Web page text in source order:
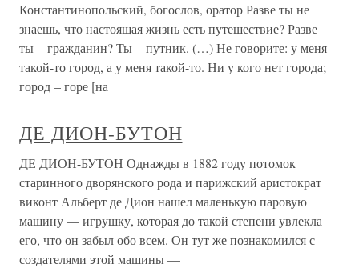
Константинопольский, богослов, оратор Разве ты не
знаешь, что настоящая жизнь есть путешествие? Разве
ты – гражданин? Ты – путник. (…) Не говорите: у меня
такой-то город, а у меня такой-то. Ни у кого нет города;
город – горе [на
ДЕ ДИОН-БУТОН
ДЕ ДИОН-БУТОН Однажды в 1882 году потомок
старинного дворянского рода и парижский аристократ
виконт Альберт де Дион нашел маленькую паровую
машину — игрушку, которая до такой степени увлекла
его, что он забыл обо всем. Он тут же познакомился с
создателями этой машины —